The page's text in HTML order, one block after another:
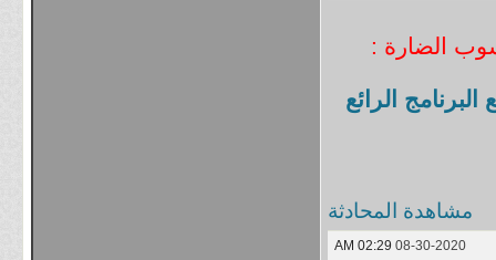
الضارة :
الرائع
مشاهدة المحادثة
08-30-2020
02:29 AM